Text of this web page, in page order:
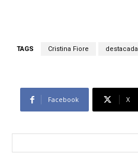
TAGS Cristina Fiore destacada
Facebook X